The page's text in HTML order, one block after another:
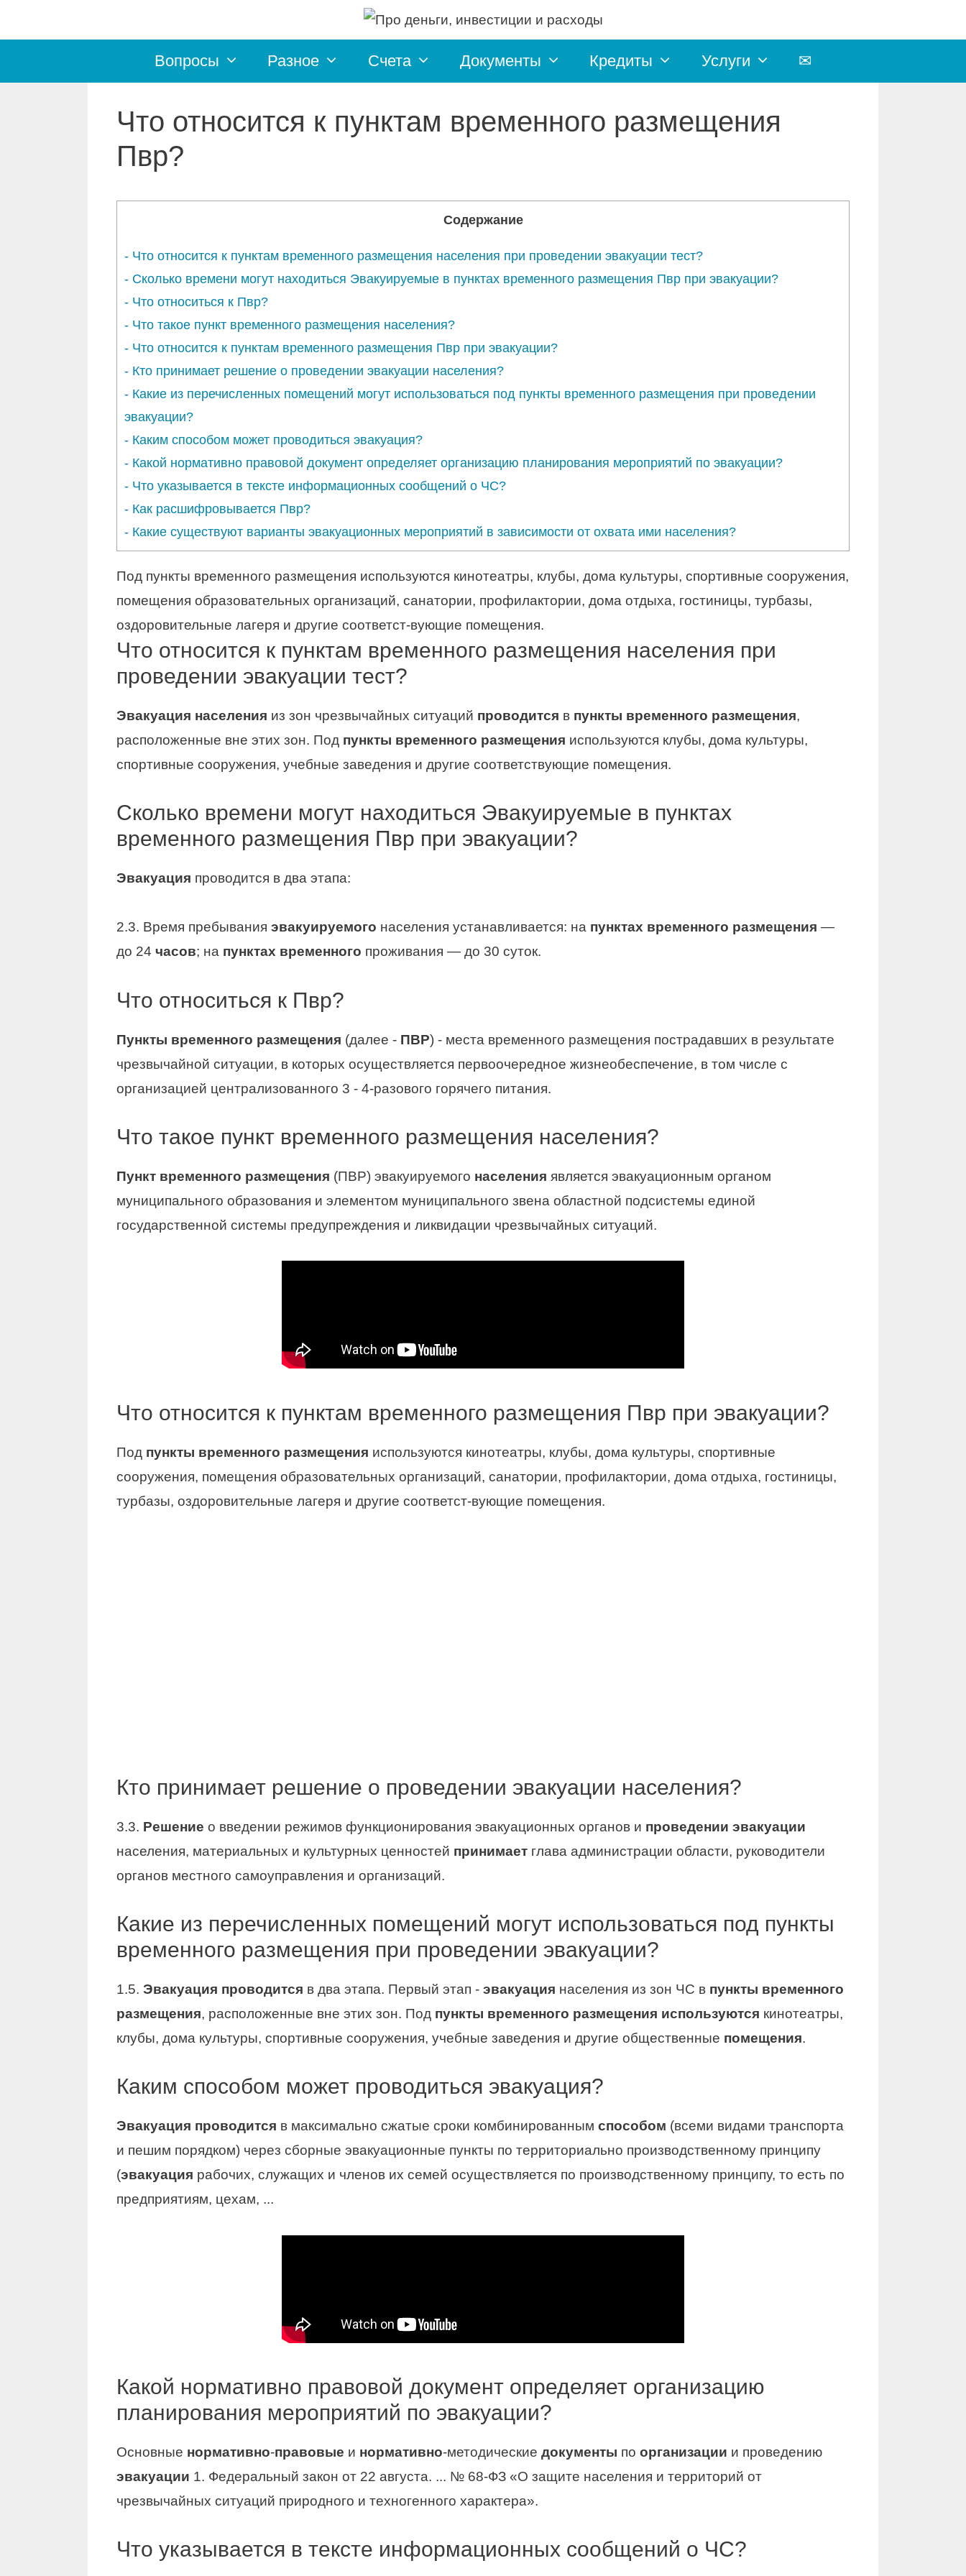
к
Вопросы Разное Счета Документы Кредиты Услуги ✉
Что относится к пунктам временного размещения
Пвр?
Содержание
- Что относится к пунктам временного размещения населения при проведении эвакуации тест?
- Сколько времени могут находиться Эвакуируемые в пунктах временного размещения Пвр при эвакуации?
- Что относиться к Пвр?
- Что такое пункт временного размещения населения?
- Что относится к пунктам временного размещения Пвр при эвакуации?
- Кто принимает решение о проведении эвакуации населения?
- Какие из перечисленных помещений могут использоваться под пункты временного размещения при проведении
эвакуации?
- Каким способом может проводиться эвакуация?
- Какой нормативно правовой документ определяет организацию планирования мероприятий по эвакуации?
- Что указывается в тексте информационных сообщений о ЧС?
- Как расшифровывается Пвр?
- Какие существуют варианты эвакуационных мероприятий в зависимости от охвата ими населения?
Под пункты временного размещения используются кинотеатры, клубы, дома культуры, спортивные сооружения,
помещения образовательных организаций, санатории, профилактории, дома отдыха, гостиницы, турбазы,
оздоровительные лагеря и другие соответст-вующие помещения.
Что относится к пунктам временного размещения населения при
проведении эвакуации тест?
Эвакуация населения из зон чрезвычайных ситуаций проводится в пункты временного размещения,
расположенные вне этих зон. Под пункты временного размещения используются клубы, дома культуры,
спортивные сооружения, учебные заведения и другие соответствующие помещения.
Сколько времени могут находиться Эвакуируемые в пунктах
временного размещения Пвр при эвакуации?
Эвакуация проводится в два этапа:
2.3. Время пребывания эвакуируемого населения устанавливается: на пунктах временного размещения —
до 24 часов; на пунктах временного проживания — до 30 суток.
Что относиться к Пвр?
Пункты временного размещения (далее - ПВР) - места временного размещения пострадавших в результате
чрезвычайной ситуации, в которых осуществляется первоочередное жизнеобеспечение, в том числе с
организацией централизованного 3 - 4-разового горячего питания.
Что такое пункт временного размещения населения?
Пункт временного размещения (ПВР) эвакуируемого населения является эвакуационным органом
муниципального образования и элементом муниципального звена областной подсистемы единой
государственной системы предупреждения и ликвидации чрезвычайных ситуаций.
Что относится к пунктам временного размещения Пвр при эвакуации?
Под пункты временного размещения используются кинотеатры, клубы, дома культуры, спортивные
сооружения, помещения образовательных организаций, санатории, профилактории, дома отдыха, гостиницы,
турбазы, оздоровительные лагеря и другие соответст-вующие помещения.
Кто принимает решение о проведении эвакуации населения?
3.3. Решение о введении режимов функционирования эвакуационных органов и проведении эвакуации
населения, материальных и культурных ценностей принимает глава администрации области, руководители
органов местного самоуправления и организаций.
Какие из перечисленных помещений могут использоваться под пункты
временного размещения при проведении эвакуации?
1.5. Эвакуация проводится в два этапа. Первый этап - эвакуация населения из зон ЧС в пункты временного
размещения, расположенные вне этих зон. Под пункты временного размещения используются кинотеатры,
клубы, дома культуры, спортивные сооружения, учебные заведения и другие общественные помещения.
Каким способом может проводиться эвакуация?
Эвакуация проводится в максимально сжатые сроки комбинированным способом (всеми видами транспорта
и пешим порядком) через сборные эвакуационные пункты по территориально производственному принципу
(эвакуация рабочих, служащих и членов их семей осуществляется по производственному принципу, то есть по
предприятиям, цехам, ...
Какой нормативно правовой документ определяет организацию
планирования мероприятий по эвакуации?
Основные нормативно-правовые и нормативно-методические документы по организации и проведению
эвакуации 1. Федеральный закон от 22 августа. ... № 68-ФЗ «О защите населения и территорий от
чрезвычайных ситуаций природного и техногенного характера».
Что указывается в тексте информационных сообщений о ЧС?